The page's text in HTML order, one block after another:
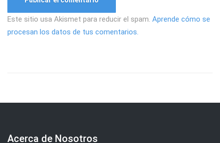
Este sitio usa Akismet para reducir el spam. Aprende cómo se
procesan los datos de tus comentarios.
Acerca de Nosotros